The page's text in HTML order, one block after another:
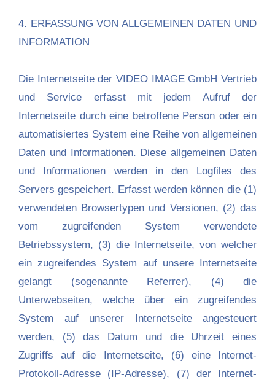
4. ERFASSUNG VON ALLGEMEINEN DATEN UND
INFORMATION
Die Internetseite der VIDEO IMAGE GmbH Vertrieb
und Service erfasst mit jedem Aufruf der
Internetseite durch eine betroffene Person oder ein
automatisiertes System eine Reihe von allgemeinen
Daten und Informationen. Diese allgemeinen Daten
und Informationen werden in den Logfiles des
Servers gespeichert. Erfasst werden können die (1)
verwendeten Browsertypen und Versionen, (2) das
vom zugreifenden System verwendete
Betriebssystem, (3) die Internetseite, von welcher
ein zugreifendes System auf unsere Internetseite
gelangt (sogenannte Referrer), (4) die
Unterwebseiten, welche über ein zugreifendes
System auf unserer Internetseite angesteuert
werden, (5) das Datum und die Uhrzeit eines
Zugriffs auf die Internetseite, (6) eine Internet-
Protokoll-Adresse (IP-Adresse), (7) der Internet-